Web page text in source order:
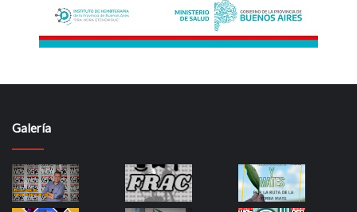
Galería